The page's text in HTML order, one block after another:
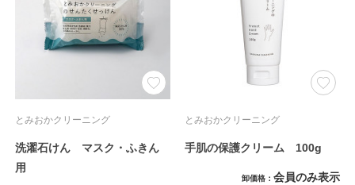
とみおかクリーニング
洗濯石けん マスク・ふきん
用
とみおかクリーニング
手肌の保護クリーム 100g
卸価格 会員のみ表示